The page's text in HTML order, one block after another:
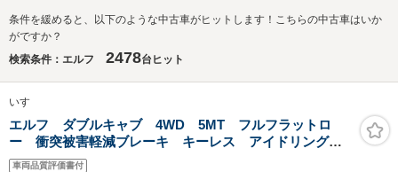
条件を緩めると、以下のような中古車がヒットします！こちらの中古車はいか
がですか？
検索条件：エルフ
2478台ヒット
いすゞ
エルフ ダブルキャブ 4WD 5MT フルフラットロ
ー 衝突被害軽減ブレーキ キーレス アイドリングス
トップ
車両品質評価書付